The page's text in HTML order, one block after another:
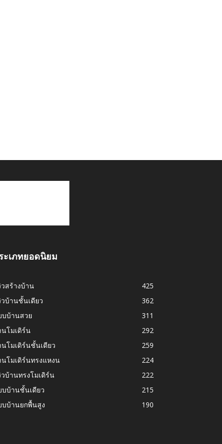
ะเภทยอดนิยม
สร้างบ้าน
425
บ้านชั้นเดียว
362
บบ้านสวย
311
โมเดิร์น
292
โมเดิร์นชั้นเดียว
259
โมเดิร์นทรงแหงน
224
บ้านทรงโมเดิร์น
222
บบ้านชั้นเดียว
215
บบ้านยกพื้นสูง
190